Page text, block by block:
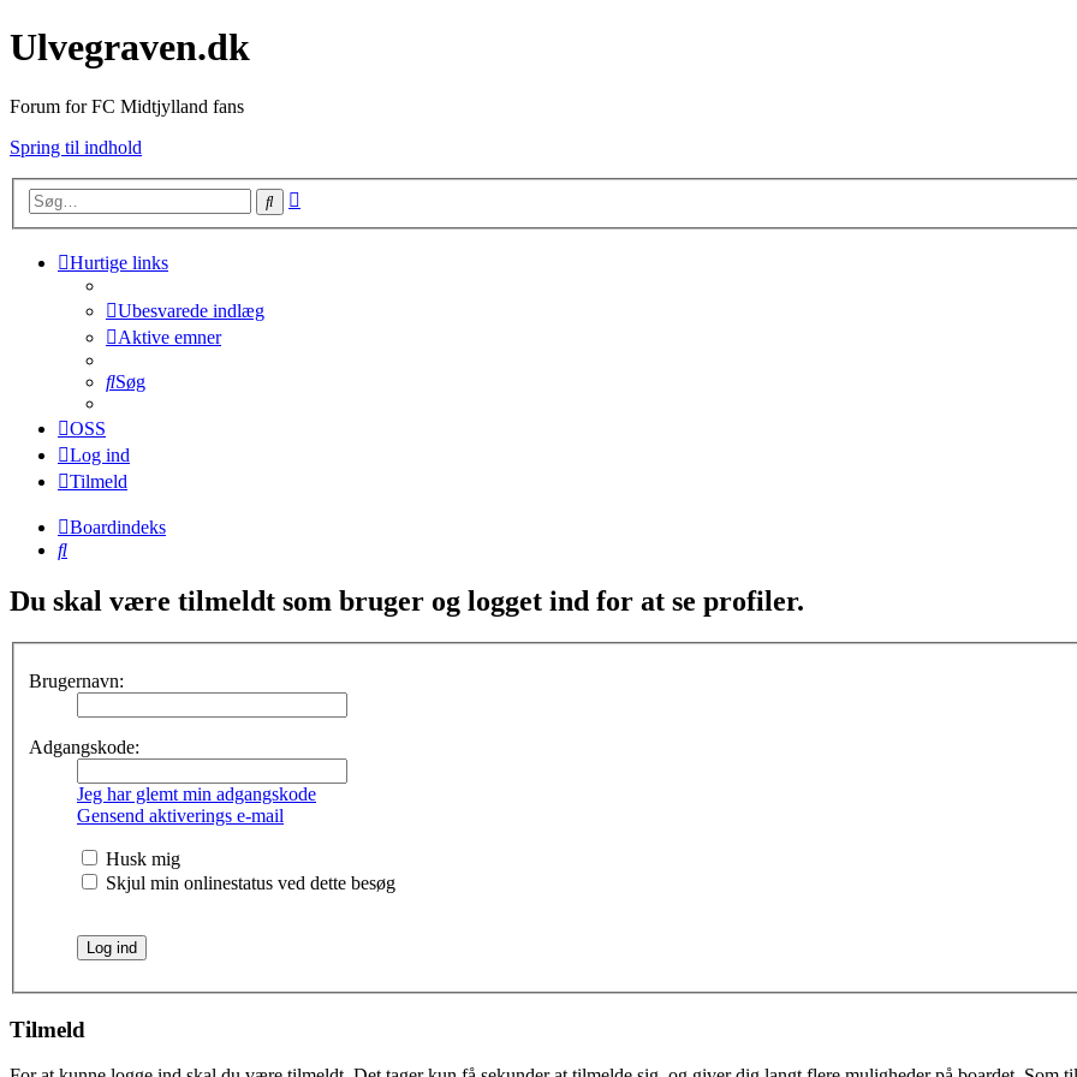
Ulvegraven.dk
Forum for FC Midtjylland fans
Spring til indhold
Søg
Hurtige links
Ubesvarede indlæg
Aktive emner
Søg
OSS
Log ind
Tilmeld
Boardindeks
Søg
Du skal være tilmeldt som bruger og logget ind for at se profiler.
Brugernavn:
Adgangskode:
Jeg har glemt min adgangskode
Gensend aktiverings e-mail
Husk mig
Skjul min onlinestatus ved dette besøg
Tilmeld